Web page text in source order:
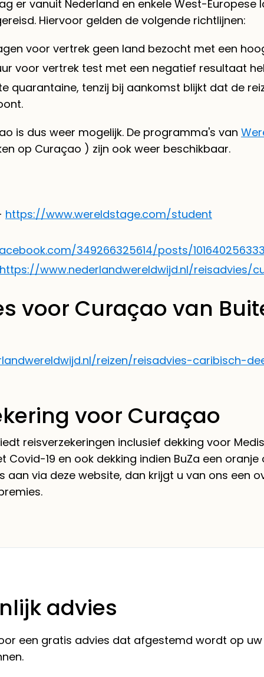
er vanuit Nederland en enkele West-Europese
Hiervoor gelden de volgende richtlijnen:
voor vertrek geen land bezocht met een
voor vertrek test met een negatief resultaat
quarantaine, tenzij bij aankomst blijkt dat de
is dus weer mogelijk. De programma's van
op Curaçao ) zijn ook weer beschikbaar.
https://www.wereldstage.com/student
349266325614/posts/
https://www.nederlandwereldwijd.nl/reisadvies/
voor Curaçao van
reizen/reisadvies-caribisch-
voor Curaçao
reisverzekeringen inclusief dekking voor
Covid-19 en ook dekking indien BuZa een
aan via deze website, dan krijgt u van ons een
advies
een gratis advies dat afgestemd wordt op uw